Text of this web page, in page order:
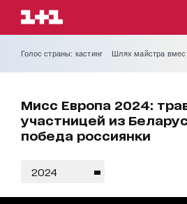
Голос страны: кастинг Шлях майстра
Мисс Европа 2024:
участницей из
победа россиянки
2024